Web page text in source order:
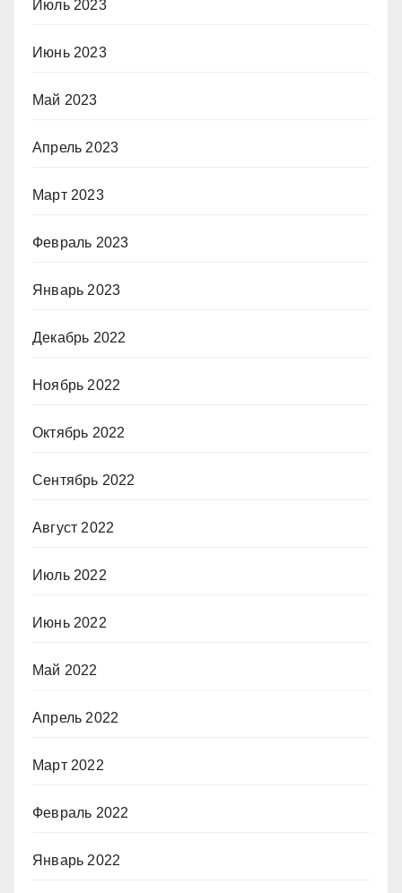
Июль 2023
Июнь 2023
Май 2023
Апрель 2023
Март 2023
Февраль 2023
Январь 2023
Декабрь 2022
Ноябрь 2022
Октябрь 2022
Сентябрь 2022
Август 2022
Июль 2022
Июнь 2022
Май 2022
Апрель 2022
Март 2022
Февраль 2022
Январь 2022